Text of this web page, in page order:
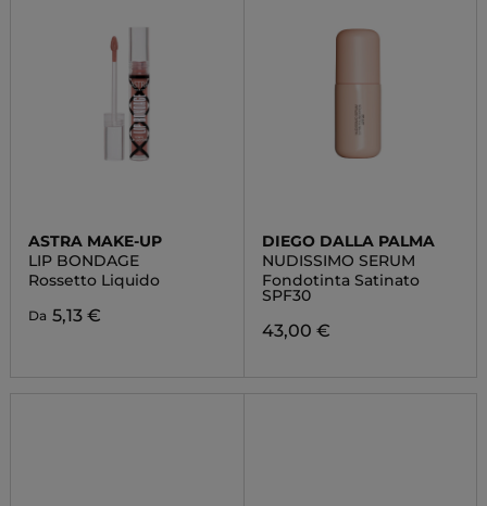
ASTRA MAKE-UP
LIP BONDAGE
Rossetto Liquido
Da 5,13 €
DIEGO DALLA PALMA
NUDISSIMO SERUM
Fondotinta Satinato
SPF30
43,00 €